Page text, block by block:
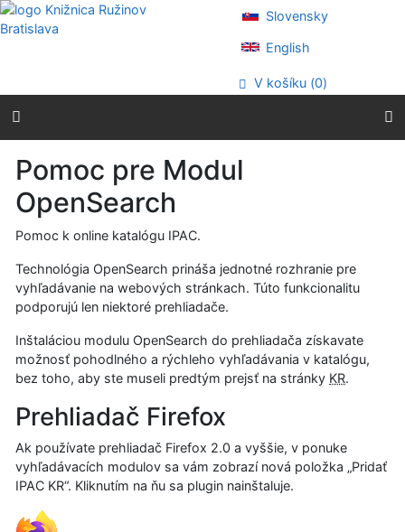
Prejsť na obsah
Prejsť na menu
Prehlásenie o webovej prístupnosti
Slovensky
English
V košíku (0)
Pomoc pre Modul
OpenSearch
Pomoc k online katalógu IPAC.
Technológia OpenSearch prináša jednotné rozhranie pre
vyhľadávanie na webových stránkach. Túto funkcionalitu
podporujú len niektoré prehliadače.
Inštaláciou modulu OpenSearch do prehliadača získavate
možnosť pohodlného a rýchleho vyhľadávania v katalógu,
bez toho, aby ste museli predtým prejsť na stránky KR.
Prehliadač Firefox
Ak používate prehliadač Firefox 2.0 a vyššie, v ponuke
vyhľadávacích modulov sa vám zobrazí nová položka „Pridať
IPAC KR“. Kliknutím na ňu sa plugin nainštaluje.